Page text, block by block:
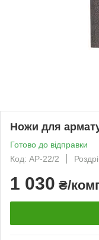
Ножи для
Готово до відправки
Код: АР-22/2
1 030 ₴/